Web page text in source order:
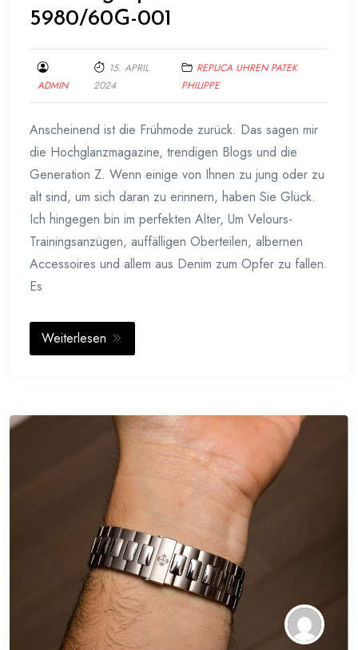
5980/60G-001
ADMIN
15. APRIL
2024
REPLICA UHREN PATEK
PHILIPPE
Anscheinend ist die Frühmode zurück. Das sagen mir
die Hochglanzmagazine, trendigen Blogs und die
Generation Z. Wenn einige von Ihnen zu jung oder zu
alt sind, um sich daran zu erinnern, haben Sie Glück.
Ich hingegen bin im perfekten Alter, Um Velours-
Trainingsanzügen, auffälligen Oberteilen, albernen
Accessoires und allem aus Denim zum Opfer zu fallen.
Es
Weiterlesen